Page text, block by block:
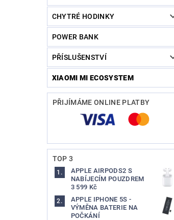
CHYTRÉ HODINKY
POWER BANK
PŘÍSLUŠENSTVÍ
XIAOMI MI ECOSYSTEM
PŘIJÍMÁME ONLINE PLATBY
TOP 3
APPLE AIRPODS2 S
NABÍJECÍM POUZDREM
3 599 Kč
APPLE IPHONE 5S -
VÝMĚNA BATERIE NA
POČKÁNÍ